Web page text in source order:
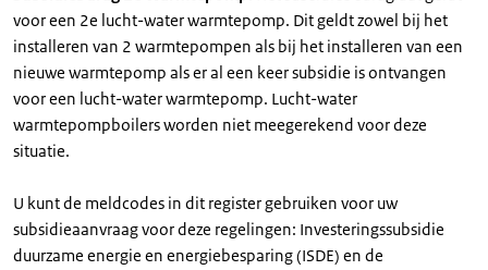
voor een 2e lucht-water warmtepomp. Dit geldt zowel bij het
installeren van 2 warmtepompen als bij het installeren van een
nieuwe warmtepomp als er al een keer subsidie is ontvangen
voor een lucht-water warmtepomp. Lucht-water
warmtepompboilers worden niet meegerekend voor deze
situatie.
U kunt de meldcodes in dit register gebruiken voor uw
subsidieaanvraag voor deze regelingen: Investeringssubsidie
duurzame energie en energiebesparing (ISDE) en de